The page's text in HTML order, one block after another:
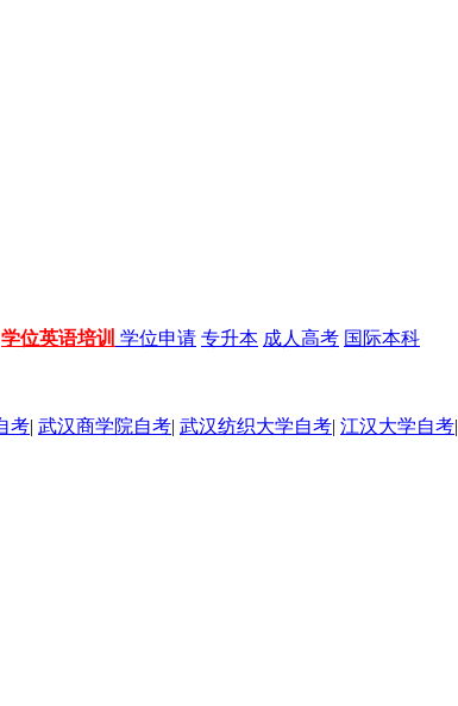
学位英语培训 学位申请 专升本 成人高考 国际本科
考| 武汉商学院自考| 武汉纺织大学自考| 江汉大学自考|